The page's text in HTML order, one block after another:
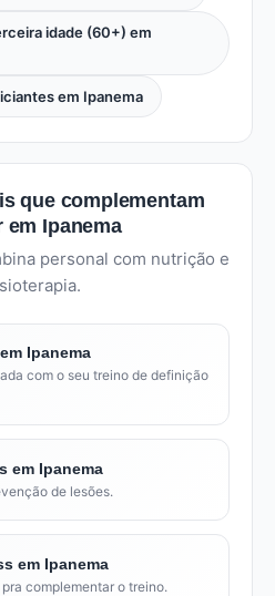
idade (60+) em
em Ipanema
que complementam
em Ipanema
personal com nutrição e
Ipanema
com o seu treino de definição
em Ipanema
de lesões.
em Ipanema
complementar o treino.